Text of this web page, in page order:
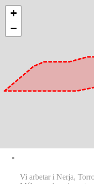
Vi arbetar i Nerja,
+
−